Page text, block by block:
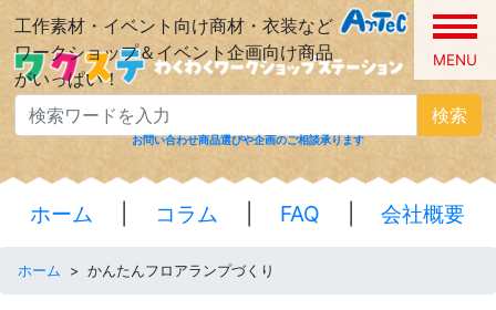
工作素材・イベント向け商材・衣装など
ワークショップ＆イベント企画向け商品
がいっぱい！
MENU
検索
お問い合わせ商品選びや企画のご相談承ります
ホーム コラム FAQ 会社概要
ホーム > かんたんフロアランプづくり